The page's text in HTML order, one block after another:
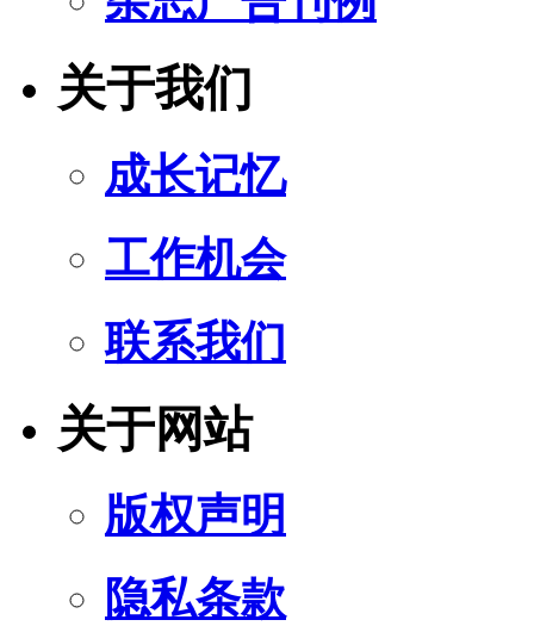
关于我们
成长记忆
工作机会
联系我们
关于网站
版权声明
隐私条款